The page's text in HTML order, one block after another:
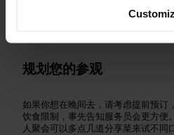
菜单以轻松随意为主，适合点几道小
座位安排靠近吧台和落地窗，声音不
规划您的参观
如果你想在晚间去，请考虑提前预订
饮食限制，事先告知服务员会更方便
人聚会可以多点几道分享菜来试不同